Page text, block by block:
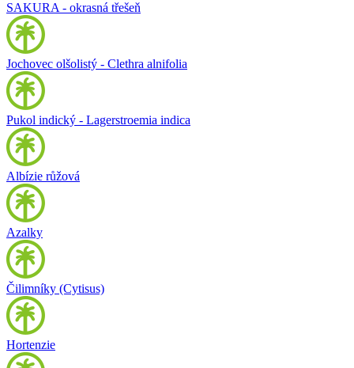
SAKURA - okrasná třešeň
Jochovec olšolistý - Clethra alnifolia
Pukol indický - Lagerstroemia indica
Albízie růžová
Azalky
Čilimníky (Cytisus)
Hortenzie